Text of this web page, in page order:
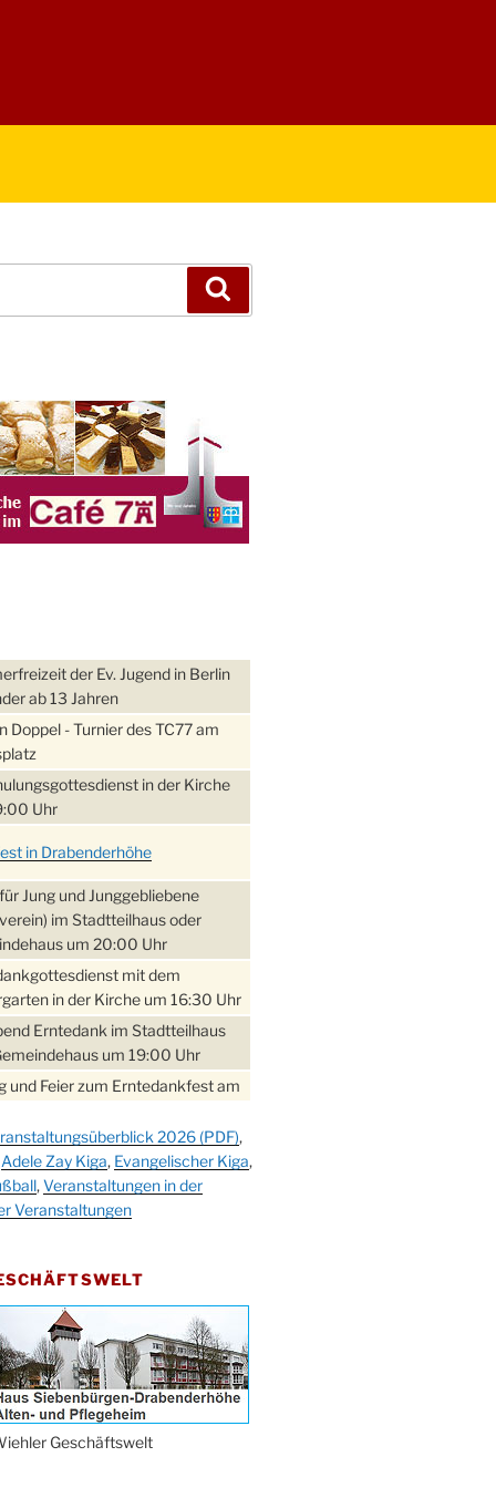
der Ev. Jugend in Berlin
ab 13 Jahren
Doppel - Turnier des TC77 am
in der Kirche
Uhr
in Drabenderhöhe
Jung und Junggebliebene
im Stadtteilhaus oder
um 20:00 Uhr
mit dem
in der Kirche um 16:30 Uhr
Erntedank im Stadtteilhaus
um 19:00 Uhr
und Feier zum Erntedankfest am
im Stadtteilhaus
im Cafe XXS
Andacht um 18:00 Uhr in der
Gottesdienst in der
oder im Ev. Gemeindehaus um
MGV im Stadtteilhaus um
2026 (PDF),
Adele Zay Kiga, Evangelischer Kiga,
,Veranstaltungen in der
Veranstaltungen
Geschäftswelt